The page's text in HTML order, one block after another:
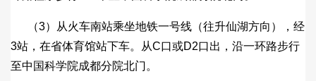
（3）从火车南站乘坐地铁一号线（往升仙湖方向），经
3站，在省体育馆站下车。从C口或D2口出，沿一环路步行
至中国科学院成都分院北门。